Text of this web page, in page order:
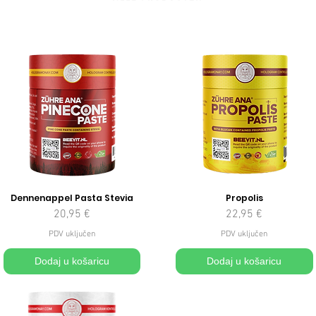
Dennenappel Pasta Stevia
Cijena
20,95 €
PDV uključen
Dodaj u košaricu
Propolis
Cijena
22,95 €
PDV uključen
Dodaj u košaricu